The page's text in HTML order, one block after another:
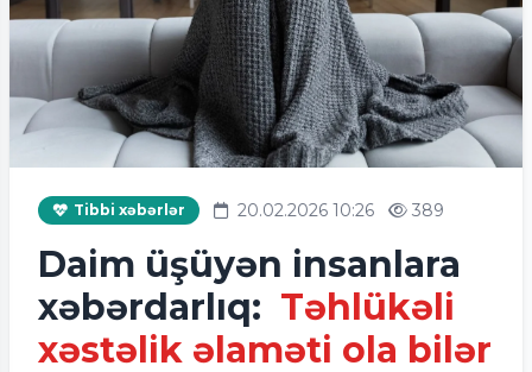
Tibbi xəbərlər 20.02.2026 10:26 389
Daim üşüyən insanlara
xəbərdarlıq: Təhlükəli
xəstəlik əlaməti ola bilər